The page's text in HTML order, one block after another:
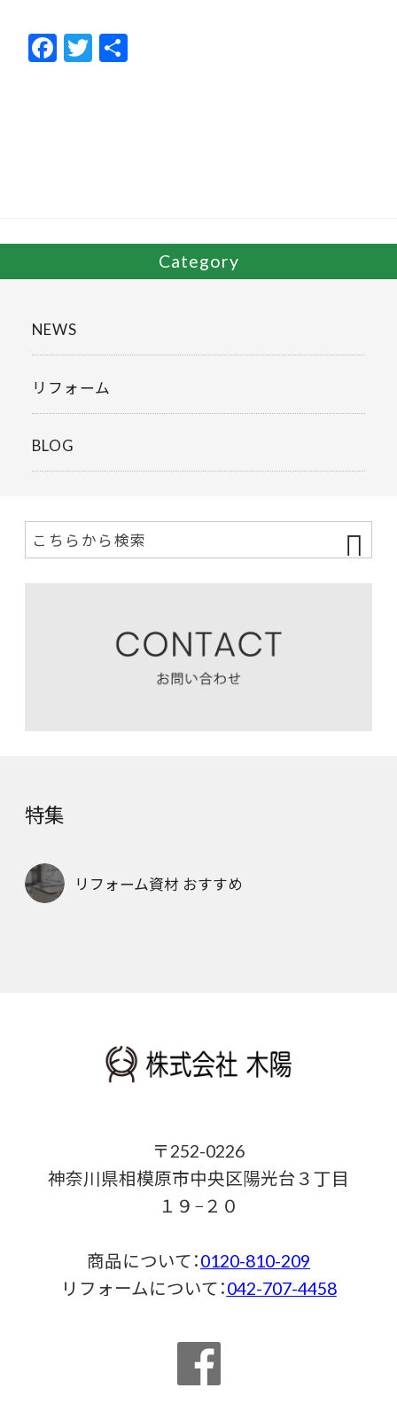
F
ac
T
w
Category
NEWS
リフォーム
BLOG
特集
リフォーム資材 おすすめ
〒252-0226
神奈川県相模原市中央区陽光台３丁目
１９−２０
商品について：0120-810-209
リフォームについて：042-707-4458